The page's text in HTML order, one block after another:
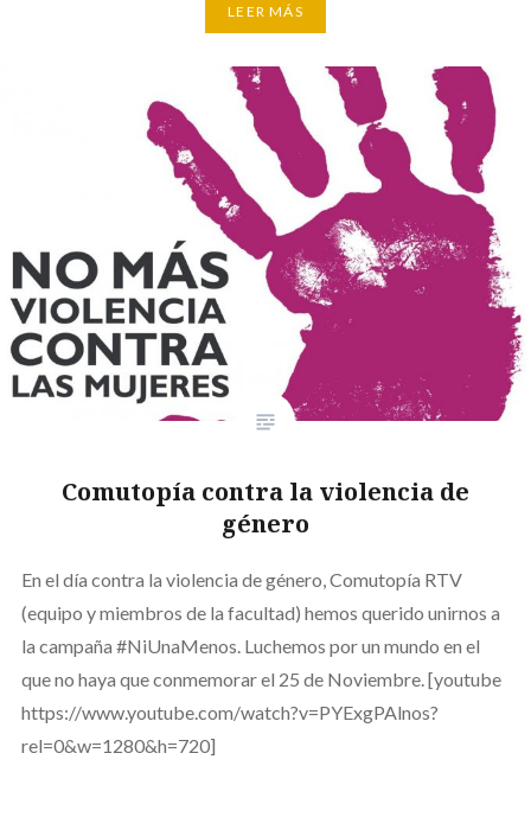
LEER MÁS
Comutopía contra la violencia de
género
En el día contra la violencia de género, Comutopía RTV
(equipo y miembros de la facultad) hemos querido unirnos a
la campaña #NiUnaMenos. Luchemos por un mundo en el
que no haya que conmemorar el 25 de Noviembre. [youtube
https://www.youtube.com/watch?v=PYExgPAlnos?
rel=0&w=1280&h=720]